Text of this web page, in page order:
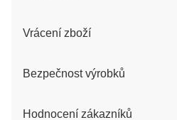
Vrácení zboží
Bezpečnost výrobků
Hodnocení zákazníků